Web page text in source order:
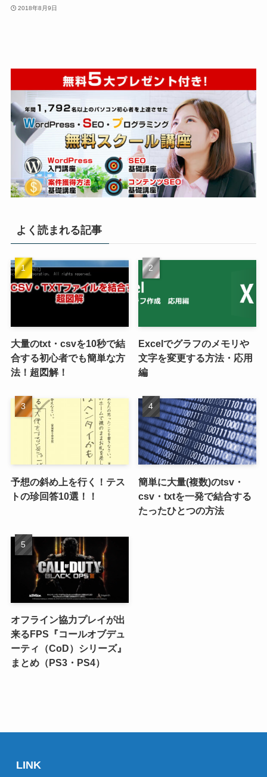
2018年8月9日
よく読まれる記事
大量のtxt・csvを10秒で結
合する初心者でも簡単な方
法！超図解！
Excelでグラフのメモリや
文字を変更する方法・応用
編
予想の斜め上を行く！テス
トの珍回答10選！！
簡単に大量(複数)のtsv・
csv・txtを一発で結合する
たったひとつの方法
オフライン協力プレイが出
来るFPS『コールオブデュ
ーティ（CoD）シリーズ』
まとめ（PS3・PS4）
LINK